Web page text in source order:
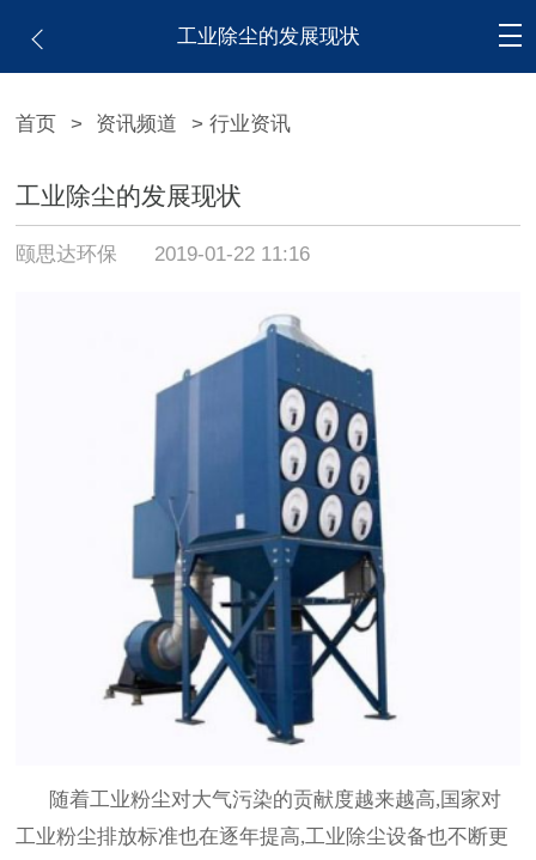
工业除尘的发展现状
首页 > 资讯频道 > 行业资讯
工业除尘的发展现状
颐思达环保 2019-01-22 11:16
随着工业粉尘对大气污染的贡献度越来越高,国家对
工业粉尘排放标准也在逐年提高,工业除尘设备也不断更